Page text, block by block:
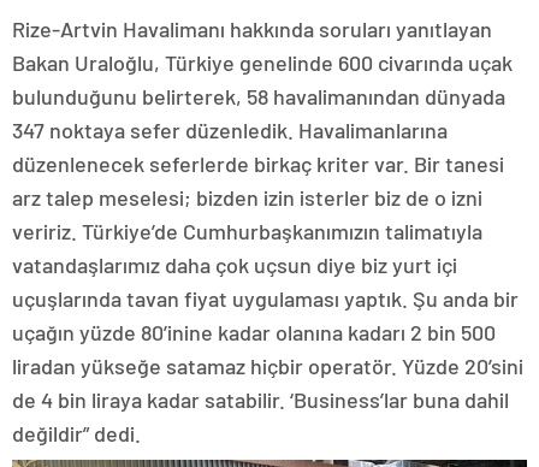
Rize-Artvin Havalimanı hakkında soruları yanıtlayan
Bakan Uraloğlu, Türkiye genelinde 600 civarında uçak
bulunduğunu belirterek, 58 havalimanından dünyada
347 noktaya sefer düzenledik. Havalimanlarına
düzenlenecek seferlerde birkaç kriter var. Bir tanesi
arz talep meselesi; bizden izin isterler biz de o izni
veririz. Türkiye’de Cumhurbaşkanımızın talimatıyla
vatandaşlarımız daha çok uçsun diye biz yurt içi
uçuşlarında tavan fiyat uygulaması yaptık. Şu anda bir
uçağın yüzde 80’inine kadar olanına kadarı 2 bin 500
liradan yükseğe satamaz hiçbir operatör. Yüzde 20’sini
de 4 bin liraya kadar satabilir. ‘Business’lar buna dahil
değildir” dedi.